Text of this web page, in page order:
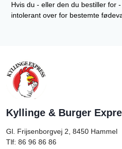
Hvis du - eller den du bestiller for
intolerant over for bestemte
Kyllinge & Burger
Gl. Frijsenborgvej 2, 8450 Hammel
Tlf: 86 96 86 86